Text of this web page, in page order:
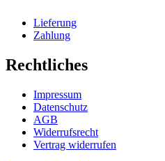
Lieferung
Zahlung
Rechtliches
Impressum
Datenschutz
AGB
Widerrufsrecht
Vertrag widerrufen